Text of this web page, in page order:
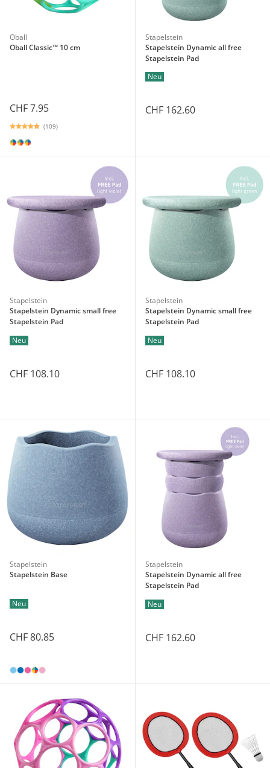
Oball
Oball Classic™ 10 cm
CHF 7.95
(109)
Stapelstein
Stapelstein Dynamic all free
Stapelstein Pad
Neu
CHF 162.60
Stapelstein
Stapelstein Dynamic small free
Stapelstein Pad
Neu
CHF 108.10
Stapelstein
Stapelstein Dynamic small free
Stapelstein Pad
Neu
CHF 108.10
Stapelstein
Stapelstein Base
Neu
CHF 80.85
Stapelstein
Stapelstein Dynamic all free
Stapelstein Pad
Neu
CHF 162.60